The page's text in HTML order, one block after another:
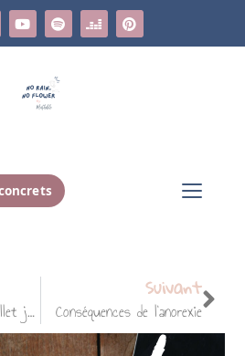
Comment faire un bullet journal ?
Suivant
Conséquences de l’anorexie